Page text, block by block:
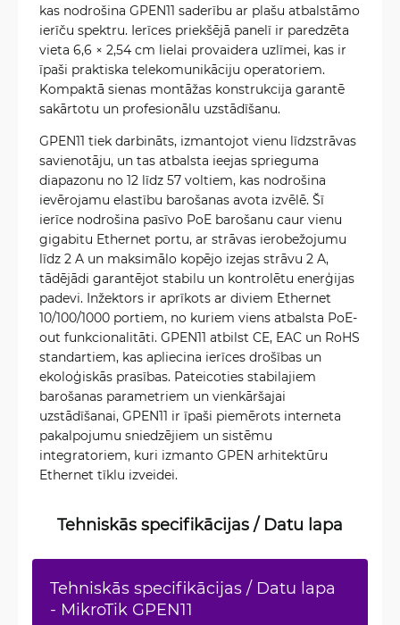
kas nodrošina GPEN11 saderību ar plašu atbalstāmo
ierīču spektru. Ierīces priekšējā panelī ir paredzēta
vieta 6,6 × 2,54 cm lielai provaidera uzlīmei, kas ir
īpaši praktiska telekomunikāciju operatoriem.
Kompaktā sienas montāžas konstrukcija garantē
sakārtotu un profesionālu uzstādīšanu.
GPEN11 tiek darbināts, izmantojot vienu līdzstrāvas
savienotāju, un tas atbalsta ieejas sprieguma
diapazonu no 12 līdz 57 voltiem, kas nodrošina
ievērojamu elastību barošanas avota izvēlē. Šī
ierīce nodrošina pasīvo PoE barošanu caur vienu
gigabitu Ethernet portu, ar strāvas ierobežojumu
līdz 2 A un maksimālo kopējo izejas strāvu 2 A,
tādējādi garantējot stabilu un kontrolētu enerģijas
padevi. Inžektors ir aprīkots ar diviem Ethernet
10/100/1000 portiem, no kuriem viens atbalsta PoE-
out funkcionalitāti. GPEN11 atbilst CE, EAC un RoHS
standartiem, kas apliecina ierīces drošības un
ekoloģiskās prasības. Pateicoties stabilajiem
barošanas parametriem un vienkāršajai
uzstādīšanai, GPEN11 ir īpaši piemērots interneta
pakalpojumu sniedzējiem un sistēmu
integratoriem, kuri izmanto GPEN arhitektūru
Ethernet tīklu izveidei.
Tehniskās specifikācijas / Datu lapa
Tehniskās specifikācijas / Datu lapa
- MikroTik GPEN11